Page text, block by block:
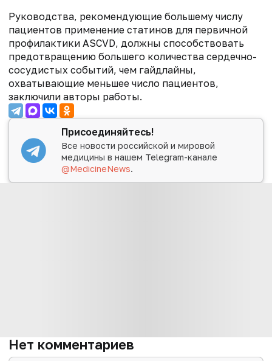
Руководства, рекомендующие большему числу
пациентов применение статинов для первичной
профилактики ASCVD, должны способствовать
предотвращению большего количества сердечно-
сосудистых событий, чем гайдлайны,
охватывающие меньшее число пациентов,
заключили авторы работы.
Присоединяйтесь!
Все новости российской и мировой
медицины в нашем Telegram-канале
@MedicineNews.
Нет комментариев